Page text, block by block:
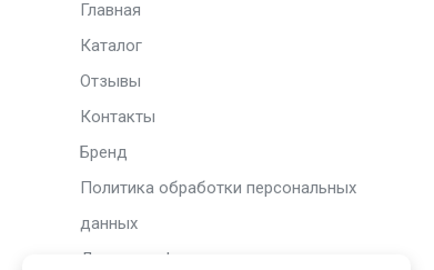
Главная
Каталог
Отзывы
Контакты
Бренд
Политика обработки персональных
данных
Договор оферты